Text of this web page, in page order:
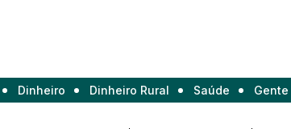
Dinheiro Dinheiro Rural Saúde Gente